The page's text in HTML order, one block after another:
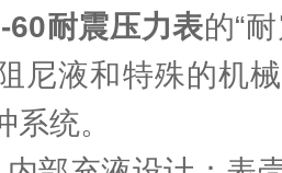
60耐震压力表的“
尼液和特殊的机
系统。